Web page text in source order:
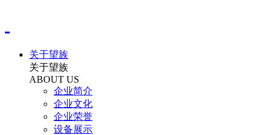
关于望族
关于望族
ABOUT US
企业简介
企业文化
企业荣誉
设备展示